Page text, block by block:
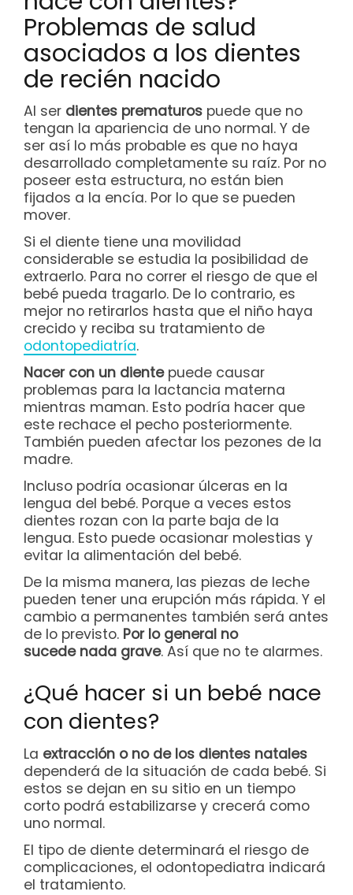
Problemas de salud
asociados a los dientes
de recién nacido
Al ser dientes prematuros puede que no
tengan la apariencia de uno normal. Y de
ser así lo más probable es que no haya
desarrollado completamente su raíz. Por no
poseer esta estructura, no están bien
fijados a la encía. Por lo que se pueden
mover.
Si el diente tiene una movilidad
considerable se estudia la posibilidad de
extraerlo. Para no correr el riesgo de que el
bebé pueda tragarlo. De lo contrario, es
mejor no retirarlos hasta que el niño haya
crecido y reciba su tratamiento de
odontopediatría.
Nacer con un dientepuede causar
problemas para la lactancia materna
mientras maman. Esto podría hacer que
este rechace el pecho posteriormente.
También pueden afectar los pezones de la
madre.
Incluso podría ocasionar úlceras en la
lengua del bebé. Porque a veces estos
dientes rozan con la parte baja de la
lengua. Esto puede ocasionar molestias y
evitar la alimentación del bebé.
De la misma manera, las piezas de leche
pueden tener una erupción más rápida. Y el
cambio a permanentes también será antes
de lo previsto. Por lo general no
sucede nada grave. Así que no te alarmes.
¿Qué hacer si un bebé nace
con dientes?
La extracción o no de los dientes natales
dependerá de la situación de cada bebé. Si
estos se dejan en su sitio en un tiempo
corto podrá estabilizarse y crecerá como
uno normal.
El tipo de diente determinará el riesgo de
complicaciones, el odontopediatra indicará
el tratamiento.